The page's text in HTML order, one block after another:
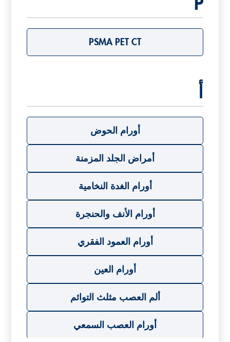
P
PSMA PET CT
أورام الحوض
أمراض الجلد المزمنة
أورام الغدة النخامية
أورام الأنف والحنجرة
أورام العمود الفقري
أورام العين
ألم العصب مثلث التوائم
أورام العصب السمعي